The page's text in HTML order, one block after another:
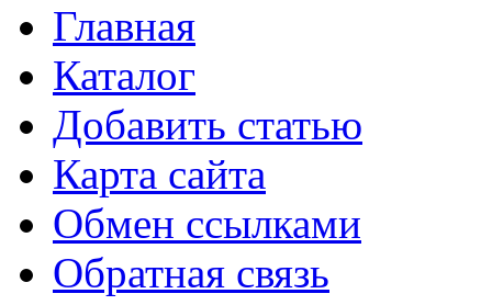
Главная
Каталог
Добавить статью
Карта сайта
Обмен ссылками
Обратная связь